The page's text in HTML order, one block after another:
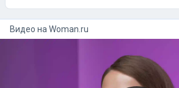
Видео на woman.ru